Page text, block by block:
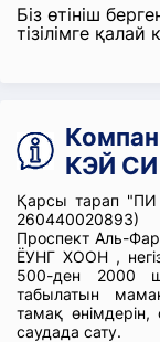
Біз өтініш
тізілімге қалай
КЭЙ
Қарсы тарап
260440020893)
Проспект Аль-
ЁУНГ ХООН ,
500-ден 2000
табылатын
тамақ
саудада сату.